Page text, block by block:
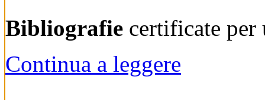
Bibliografie certificate
Continua a leggere